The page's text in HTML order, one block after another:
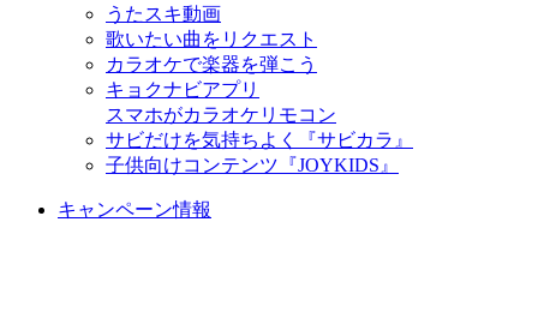
うたスキ動画
歌いたい曲をリクエスト
カラオケで楽器を弾こう
キョクナビアプリ
スマホがカラオケリモコン
サビだけを気持ちよく『サビカラ』
子供向けコンテンツ『JOYKIDS』
キャンペーン情報